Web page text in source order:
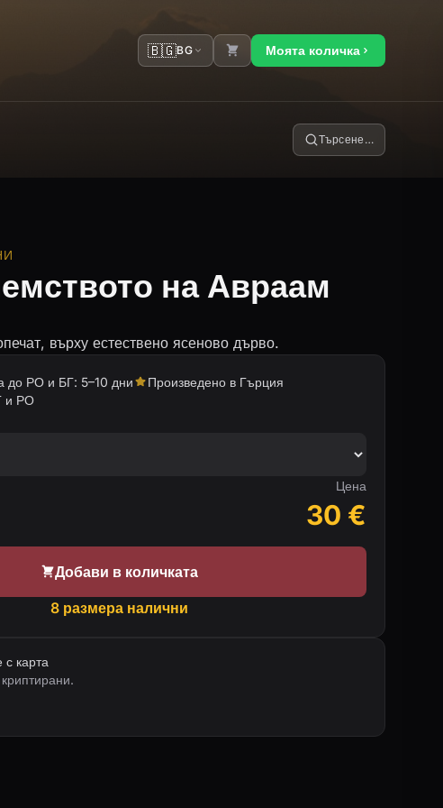
🇧🇬BG Моята количка
Търсене…
на Авраам
върху естествено ясеново дърво.
до РО и БГ: 5–10 дни
Произведено в Гърция
и РО
Цена
30 €
Добави в количката
8 размера налични
карта